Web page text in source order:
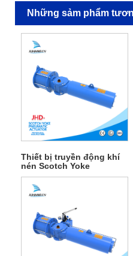
Những sảm phẩm
Thiết bị truyền động khí
nén Scotch Yoke